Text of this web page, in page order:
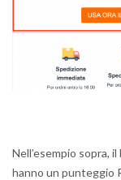
Nell’esempio sopra,
hanno un punteggio